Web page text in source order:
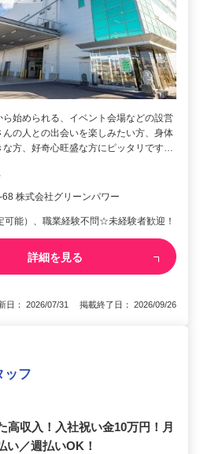
始められる、イベント会場などの設営
の人との出会いを楽しみたい方、身体
な方、好奇心旺盛な方にピッタリです…
株式会社グリーンパワー
可能）、職業経験不問☆未経験者歓迎！
詳細を見る
日： 2026/07/31 掲載終了日： 2026/09/26
ッフ
高収入！入社祝い金10万円！月
い／週払いOK！